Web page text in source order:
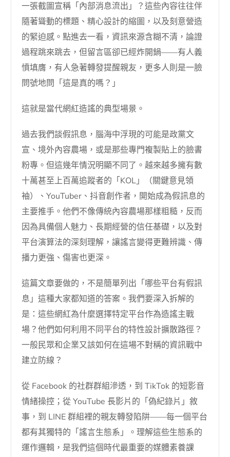
一張截圖宣稱「內部消息流出」？這些內容往往伴
隨著聳動的標題、精心設計的縮圖，以及刻意營造
的緊迫感。點進去一看，資訊來源含糊不清，論證
過程跳來跳去，但留言區卻已經炸開鍋——有人義
憤填膺，有人急著轉發提醒親友，更多人則是一臉
問號地問「這是真的嗎？」
這就是當代網紅造謠的典型場景。
過去我們談假訊息，腦海中浮現的可能是政黨文
宣、境外內容農場，或是那些專門複製貼上的臉書
粉專。但這幾年情況明顯不同了。越來越多擁有數
十萬甚至上百萬追蹤者的「KOL」（關鍵意見領
袖）、YouTuber、抖音創作者，開始成為假訊息的
主要推手。他們不像傳統內容農場那樣粗糙，反而
因為具備個人魅力、長期經營的信任基礎，以及對
平台演算法的深刻理解，讓謠言變得更難辨識、傳
播力更強、傷害也更深。
這篇文章要做的，不是簡單列出「哪些平台有假訊
息」這種大家都知道的答案。我們要深入拆解的
是：這些網紅為什麼選擇特定平台作為造謠主戰
場？他們如何利用不同平台的特性設計擴散路徑？
一般民眾和企業又該如何在這場不對稱的資訊戰中
建立防線？
從 Facebook 的社群群組滲透，到 TikTok 的短影音
情緒操控；從 YouTube 長影片的「偽紀錄片」敘
事，到 LINE 群組裡的親友轉發陷阱——每一個平台
都有其獨特的「謠言生態系」。理解這些生態系的
運作邏輯，是我們這個時代最重要的媒體素養課